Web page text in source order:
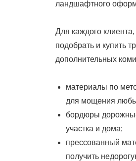
ландшафтного
Для каждого
подобрать и купить
дополнительных
материалы по
для мощения
бордюры
участка и дома;
прессованный
получить